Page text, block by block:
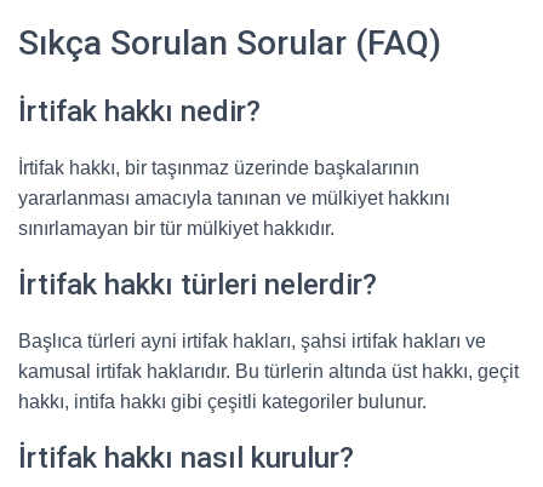
Sıkça Sorulan Sorular (FAQ)
İrtifak hakkı nedir?
İrtifak hakkı, bir taşınmaz üzerinde başkalarının
yararlanması amacıyla tanınan ve mülkiyet hakkını
sınırlamayan bir tür mülkiyet hakkıdır.
İrtifak hakkı türleri nelerdir?
Başlıca türleri ayni irtifak hakları, şahsi irtifak hakları ve
kamusal irtifak haklarıdır. Bu türlerin altında üst hakkı, geçit
hakkı, intifa hakkı gibi çeşitli kategoriler bulunur.
İrtifak hakkı nasıl kurulur?